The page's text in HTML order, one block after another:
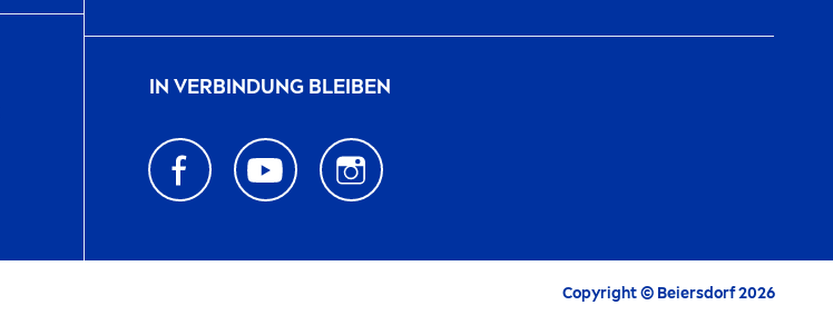
IN VERBINDUNG BLEIBEN
Copyright © Beiersdorf 2026